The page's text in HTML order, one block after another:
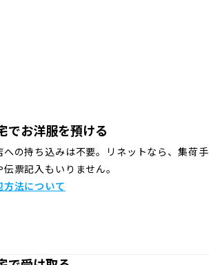
でお洋服を預ける
への持ち込みは不要。リネットなら、集荷手
伝票記入もいりません。
方法について